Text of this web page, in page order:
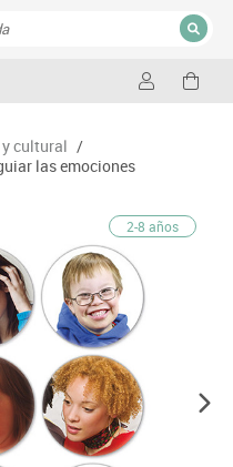
CERRAR
cultural /
las emociones
2-8 años